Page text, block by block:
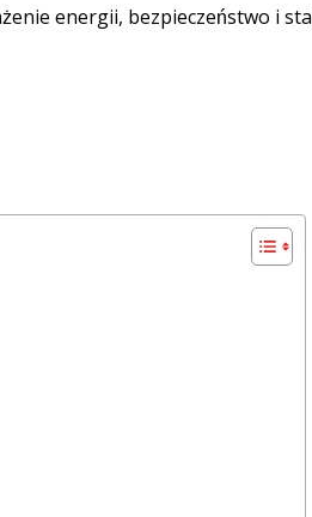
energii, bezpieczeństwo i